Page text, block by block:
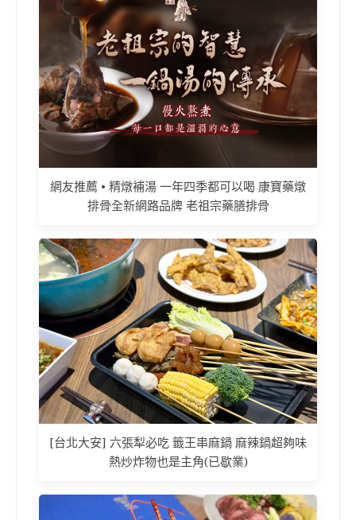
網友推薦 • 精燉補湯 一年四季都可以喝 康寶藥燉
排骨全新網路品牌 老祖宗藥膳排骨
[台北大安] 六張犁必吃 籤王串麻鍋 麻辣鍋超夠味
熱炒炸物也是主角(已歇業)